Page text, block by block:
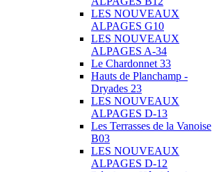
LES NOUVEAUX
ALPAGES G10
LES NOUVEAUX
ALPAGES A-34
Le Chardonnet 33
Hauts de Planchamp -
Dryades 23
LES NOUVEAUX
ALPAGES D-13
Les Terrasses de la Vanoise
B03
LES NOUVEAUX
ALPAGES D-12